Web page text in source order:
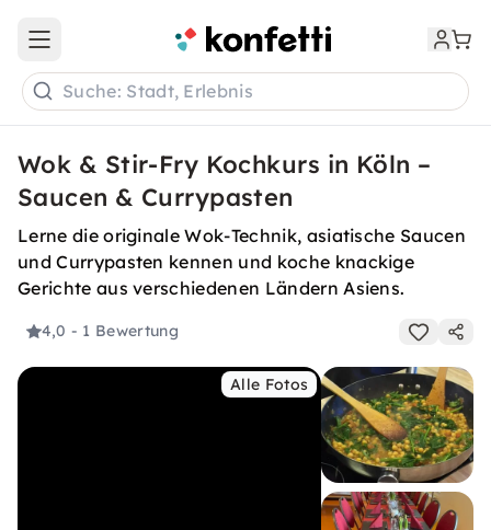
Open main menu
Suche: Stadt, Erlebnis
Wok & Stir-Fry Kochkurs in Köln –
Saucen & Currypasten
Lerne die originale Wok-Technik, asiatische Saucen
und Currypasten kennen und koche knackige
Gerichte aus verschiedenen Ländern Asiens.
4,0 - 1 Bewertung
Alle Fotos